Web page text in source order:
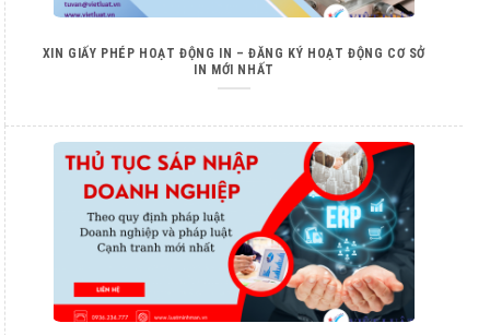
XIN GIẤY PHÉP HOẠT ĐỘNG IN – ĐĂNG KÝ HOẠT ĐỘNG CƠ SỞ
IN MỚI NHẤT